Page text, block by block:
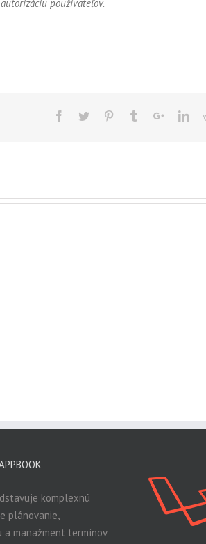
používateľov.
komplexnú
plánovanie,
a manažment termínov